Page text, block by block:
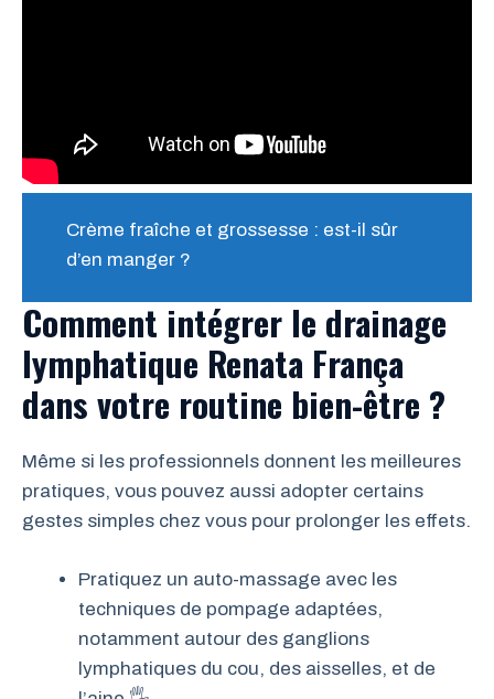
Crème fraîche et grossesse : est-il sûr
d’en manger ?
Comment intégrer le drainage
lymphatique Renata França
dans votre routine bien-être ?
Même si les professionnels donnent les meilleures
pratiques, vous pouvez aussi adopter certains
gestes simples chez vous pour prolonger les effets.
Pratiquez un auto-massage avec les
techniques de pompage adaptées,
notamment autour des ganglions
lymphatiques du cou, des aisselles, et de